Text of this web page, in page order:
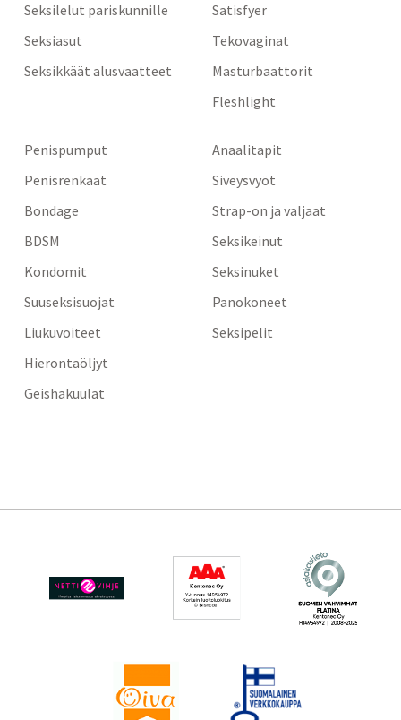
Seksilelut pariskunnille
Seksiasut
Seksikkäät alusvaatteet
Satisfyer
Tekovaginat
Masturbaattorit
Fleshlight
Penispumput
Penisrenkaat
Bondage
BDSM
Kondomit
Suuseksisuojat
Liukuvoiteet
Hierontaöljyt
Geishakuulat
Anaalitapit
Siveysvyöt
Strap-on ja valjaat
Seksikeinut
Seksinuket
Panokoneet
Seksipelit